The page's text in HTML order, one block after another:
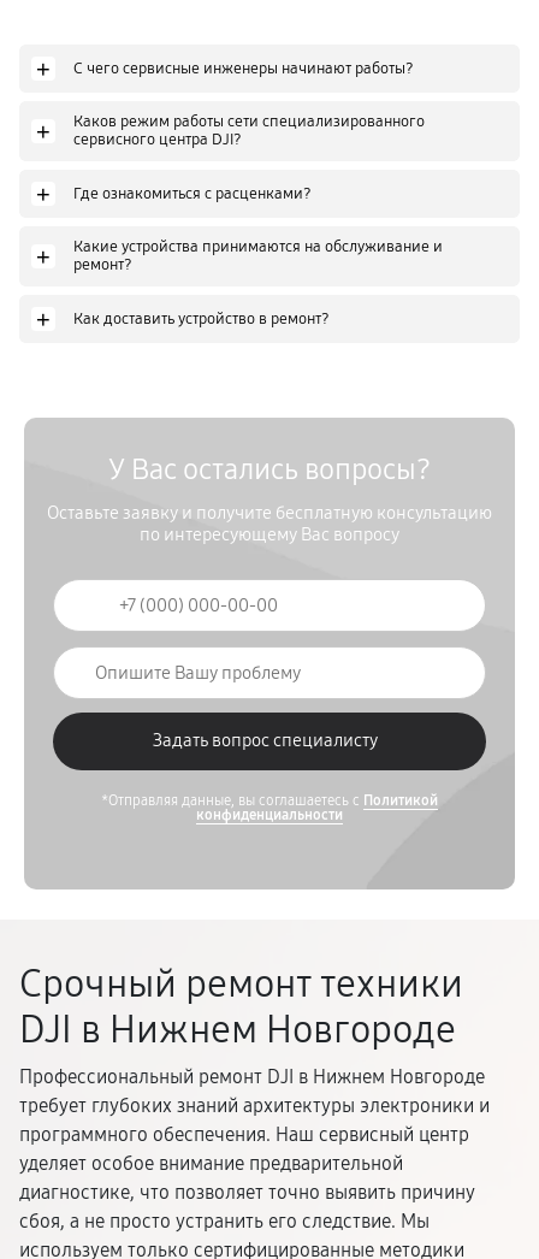
+ С чего сервисные инженеры начинают работы?
+
Каков режим работы сети специализированного
сервисного центра DJI?
+ Где ознакомиться с расценками?
+
Какие устройства принимаются на обслуживание и
ремонт?
+ Как доставить устройство в ремонт?
У Вас остались вопросы?
Оставьте заявку и получите бесплатную консультацию
по интересующему Вас вопросу
*Отправляя данные, вы соглашаетесь с Политикой
конфиденциальности
Срочный ремонт техники
DJI в Нижнем Новгороде
Профессиональный ремонт DJI в Нижнем Новгороде
требует глубоких знаний архитектуры электроники и
программного обеспечения. Наш сервисный центр
уделяет особое внимание предварительной
диагностике, что позволяет точно выявить причину
сбоя, а не просто устранить его следствие. Мы
используем только сертифицированные методики